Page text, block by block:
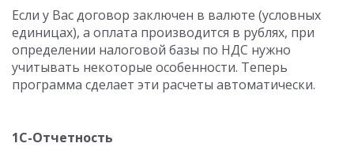
Если у Вас договор заключен в валюте (условных
единицах), а оплата производится в рублях, при
определении налоговой базы по НДС нужно
учитывать некоторые особенности. Теперь
программа сделает эти расчеты автоматически.
1С-Отчетность